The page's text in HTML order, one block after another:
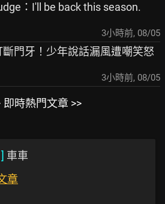
：I'll be back this season.
3小時前, 08/05
斷門牙！少年說話漏風遭嘲笑怒
3小時前, 08/05
即時熱門文章 >>
] 車車
章